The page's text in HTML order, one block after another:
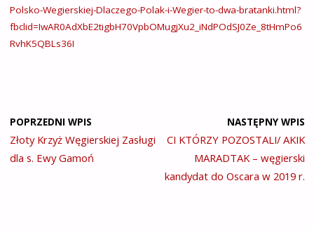
Polsko-Wegierskiej-Dlaczego-Polak-i-Wegier-to-dwa-bratanki.html?
fbclid=IwAR0AdXbE2tigbH70VpbOMugjXu2_iNdPOdSJ0Ze_8tHmPo6
RvhK5QBLs36I
POPRZEDNI WPIS
Złoty Krzyż Węgierskiej Zasługi
dla s. Ewy Gamoń
NASTĘPNY WPIS
CI KTÓRZY POZOSTALI/ AKIK
MARADTAK – węgierski
kandydat do Oscara w 2019 r.